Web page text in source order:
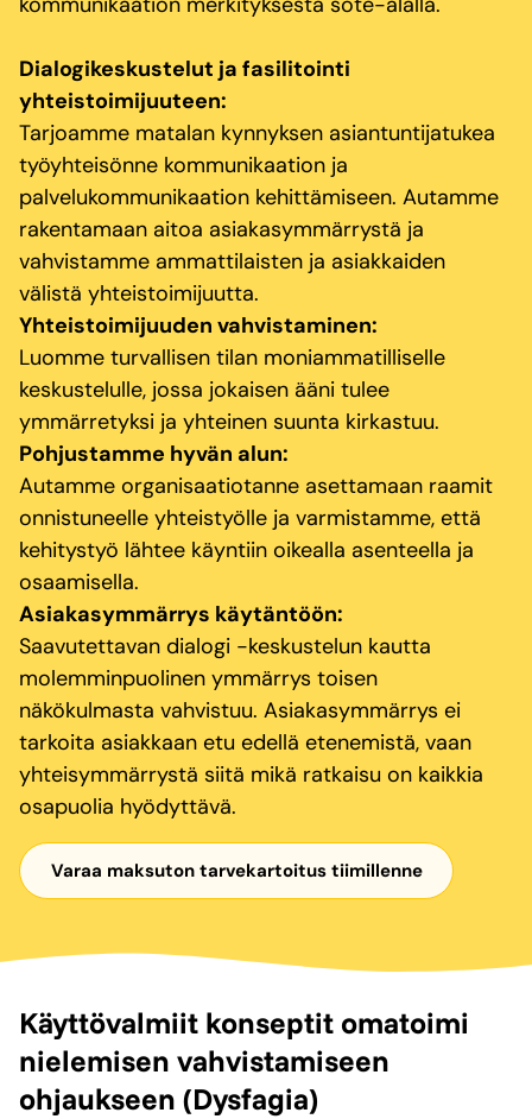
Dialogikeskustelut ja fasilitointi
yhteistoimijuuteen:
Tarjoamme matalan kynnyksen asiantuntijatukea
työyhteisönne kommunikaation ja
palvelukommunikaation kehittämiseen. Autamme
rakentamaan aitoa asiakasymmärrystä ja
vahvistamme ammattilaisten ja asiakkaiden
välistä yhteistoimijuutta.
Yhteistoimijuuden vahvistaminen:
Luomme turvallisen tilan moniammatilliselle
keskustelulle, jossa jokaisen ääni tulee
ymmärretyksi ja yhteinen suunta kirkastuu.
Pohjustamme hyvän alun:
Autamme organisaatiotanne asettamaan raamit
onnistuneelle yhteistyölle ja varmistamme, että
kehitystyö lähtee käyntiin oikealla asenteella ja
osaamisella.
Asiakasymmärrys käytäntöön:
Saavutettavan dialogi -keskustelun kautta
molemminpuolinen ymmärrys toisen
näkökulmasta vahvistuu. Asiakasymmärrys ei
tarkoita asiakkaan etu edellä etenemistä, vaan
yhteisymmärrystä siitä mikä ratkaisu on kaikkia
osapuolia hyödyttävä.
Varaa maksuton tarvekartoitus tiimillenne
Käyttövalmiit konseptit omatoimi
nielemisen vahvistamiseen
ohjaukseen (Dysfagia)